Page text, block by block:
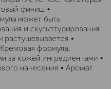
финиш •
может быть
и скульптурирования
растушевывается •
формула,
за кожей ингредиентами •
нанесения • Аромат